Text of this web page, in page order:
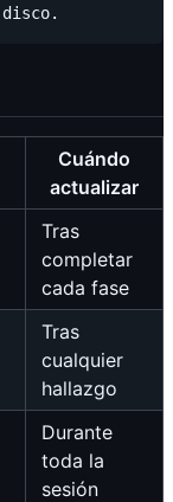
Cuándo
actualizar
Tras
completar
cada fase
Tras
cualquier
hallazgo
Durante
toda la
sesión